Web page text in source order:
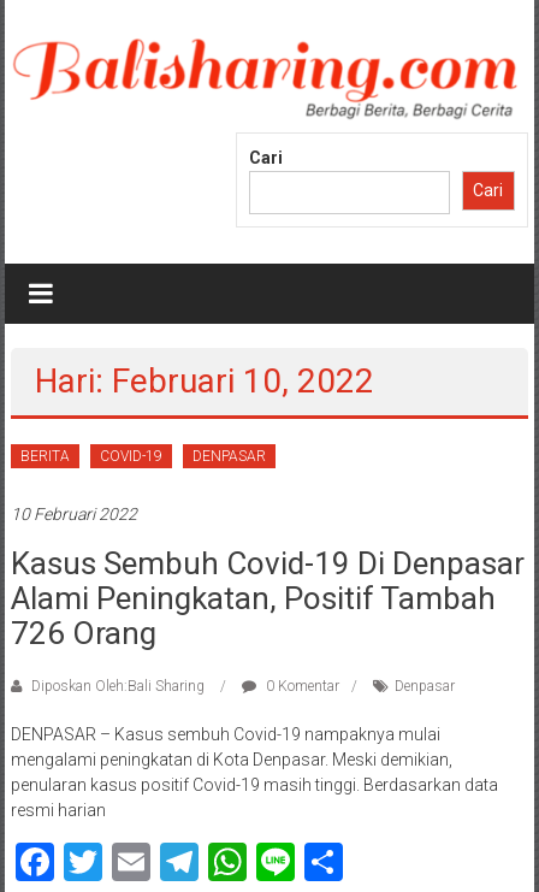
konten
Cari
Cari
Hari: Februari 10, 2022
BERITA COVID-19 DENPASAR
10 Februari 2022
Kasus Sembuh Covid-19 Di Denpasar
Alami Peningkatan, Positif Tambah
726 Orang
Diposkan Oleh:Bali Sharing 0 Komentar Denpasar
DENPASAR – Kasus sembuh Covid-19 nampaknya mulai
mengalami peningkatan di Kota Denpasar. Meski demikian,
penularan kasus positif Covid-19 masih tinggi. Berdasarkan data
resmi harian
Facebook
Twitter
EmailTelegram
WhatsApp
LineShare